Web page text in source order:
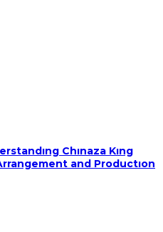
Chınaza Kıng
and Productıon